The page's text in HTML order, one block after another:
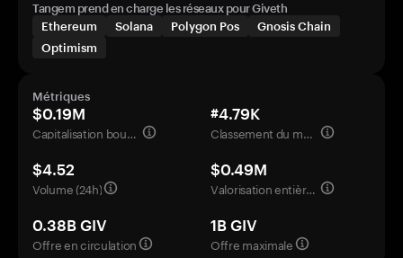
Tangem prend en charge les réseaux pour Giveth
Ethereum
Solana Polygon Pos
Gnosis Chain
Optimism
Métriques
$0.19M
Capitalisation boursière
#4.79K
Classement du marché
$4.52
Volume (24h)
$0.49M
Valorisation entièrement diluée
0.38B GIV
Offre en circulation
1B GIV
Offre maximale